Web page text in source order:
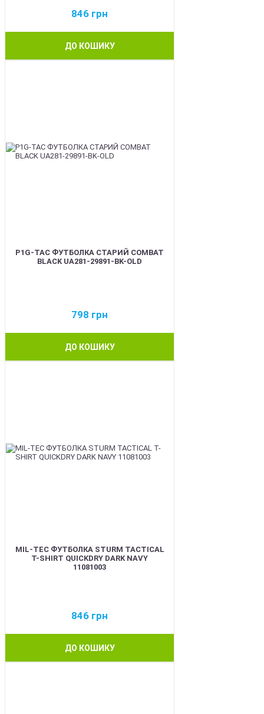
846 грн
ДО КОШИКУ
P1G-TAC ФУТБОЛКА СТАРИЙ COMBAT
BLACK UA281-29891-BK-OLD
798 грн
ДО КОШИКУ
MIL-TEC ФУТБОЛКА STURM TACTICAL
T-SHIRT QUICKDRY DARK NAVY
11081003
846 грн
ДО КОШИКУ